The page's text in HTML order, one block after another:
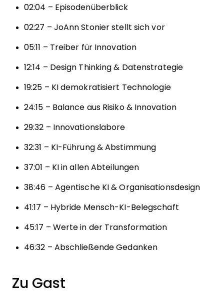
02:04 – Episodenüberblick
02:27 – JoAnn Stonier stellt sich vor
05:11 – Treiber für Innovation
12:14 – Design Thinking & Datenstrategie
19:25 – KI demokratisiert Technologie
24:15 – Balance aus Risiko & Innovation
29:32 – Innovationslabore
32:31 – KI-Führung & Abstimmung
37:01 – KI in allen Abteilungen
38:46 – Agentische KI & Organisationsdesign
41:17 – Hybride Mensch-KI-Belegschaft
45:17 – Werte in der Transformation
46:32 – Abschließende Gedanken
Zu Gast